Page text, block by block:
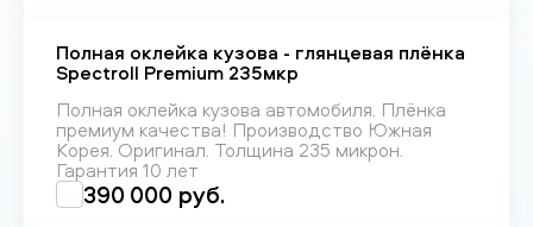
Полная оклейка кузова - глянцевая плёнка
Spectroll Premium 235мкр
Полная оклейка кузова автомобиля. Плёнка
премиум качества! Производство Южная
Корея. Оригинал. Толщина 235 микрон.
Гарантия 10 лет
390 000 руб.